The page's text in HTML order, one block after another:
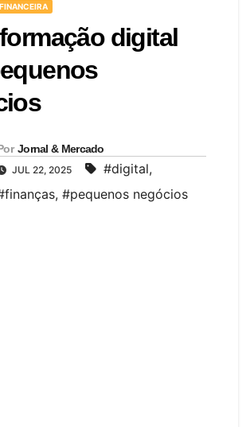
digital
Jornal & Mercado
JUL 22, 2025 #digital,
, #pequenos negócios